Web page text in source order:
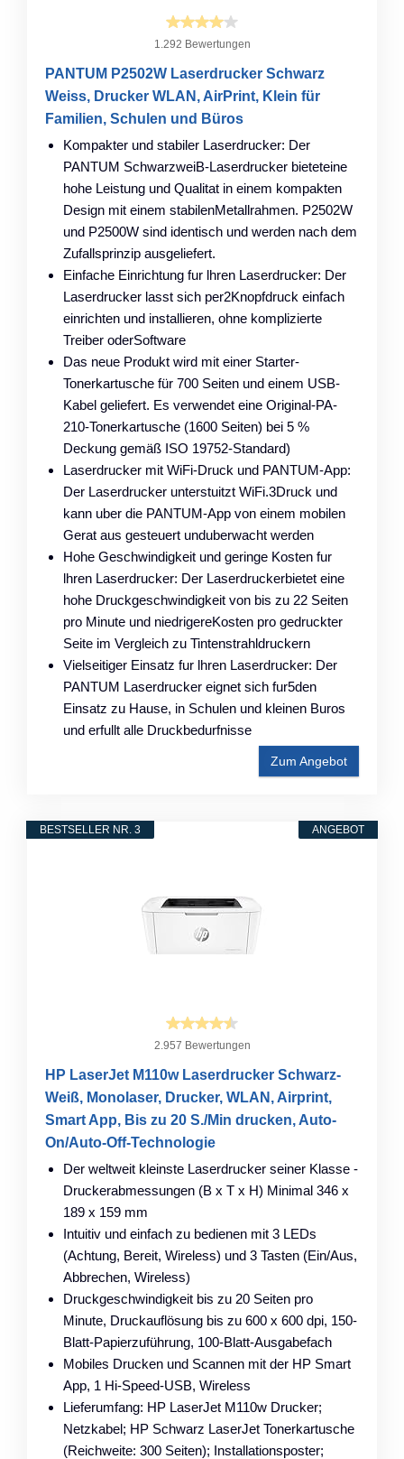
1.292 Bewertungen
PANTUM P2502W Laserdrucker Schwarz
Weiss, Drucker WLAN, AirPrint, Klein für
Familien, Schulen und Büros
Kompakter und stabiler Laserdrucker: Der
PANTUM SchwarzweiB-Laserdrucker bieteteine
hohe Leistung und Qualitat in einem kompakten
Design mit einem stabilenMetallrahmen. P2502W
und P2500W sind identisch und werden nach dem
Zufallsprinzip ausgeliefert.
Einfache Einrichtung fur lhren Laserdrucker: Der
Laserdrucker lasst sich per2Knopfdruck einfach
einrichten und installieren, ohne komplizierte
Treiber oderSoftware
Das neue Produkt wird mit einer Starter-
Tonerkartusche für 700 Seiten und einem USB-
Kabel geliefert. Es verwendet eine Original-PA-
210-Tonerkartusche (1600 Seiten) bei 5 %
Deckung gemäß ISO 19752-Standard)
Laserdrucker mit WiFi-Druck und PANTUM-App:
Der Laserdrucker unterstuitzt WiFi.3Druck und
kann uber die PANTUM-App von einem mobilen
Gerat aus gesteuert unduberwacht werden
Hohe Geschwindigkeit und geringe Kosten fur
lhren Laserdrucker: Der Laserdruckerbietet eine
hohe Druckgeschwindigkeit von bis zu 22 Seiten
pro Minute und niedrigereKosten pro gedruckter
Seite im Vergleich zu Tintenstrahldruckern
Vielseitiger Einsatz fur lhren Laserdrucker: Der
PANTUM Laserdrucker eignet sich fur5den
Einsatz zu Hause, in Schulen und kleinen Buros
und erfullt alle Druckbedurfnisse
Zum Angebot
ANGEBOT
BESTSELLER NR. 3
2.957 Bewertungen
HP LaserJet M110w Laserdrucker Schwarz-
Weiß, Monolaser, Drucker, WLAN, Airprint,
Smart App, Bis zu 20 S./Min drucken, Auto-
On/Auto-Off-Technologie
Der weltweit kleinste Laserdrucker seiner Klasse -
Druckerabmessungen (B x T x H) Minimal 346 x
189 x 159 mm
Intuitiv und einfach zu bedienen mit 3 LEDs
(Achtung, Bereit, Wireless) und 3 Tasten (Ein/Aus,
Abbrechen, Wireless)
Druckgeschwindigkeit bis zu 20 Seiten pro
Minute, Druckauflösung bis zu 600 x 600 dpi, 150-
Blatt-Papierzuführung, 100-Blatt-Ausgabefach
Mobiles Drucken und Scannen mit der HP Smart
App, 1 Hi-Speed-USB, Wireless
Lieferumfang: HP LaserJet M110w Drucker;
Netzkabel; HP Schwarz LaserJet Tonerkartusche
(Reichweite: 300 Seiten); Installationsposter;